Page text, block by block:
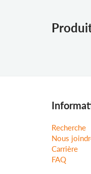
Recherche
Nous
Carrière
FAQ